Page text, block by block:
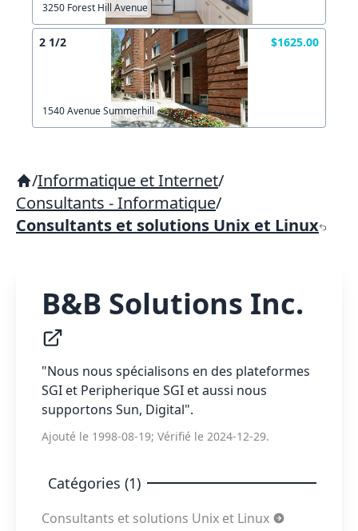
3250 Forest Hill Avenue
2 1/2 $1625.00
1540 Avenue Summerhill
/Informatique et Internet/
Consultants - Informatique/
Consultants et solutions Unix et Linux
B&B Solutions Inc.
"Nous nous spécialisons en des plateformes
SGI et Peripherique SGI et aussi nous
supportons Sun, Digital".
Ajouté le 1998-08-19; Vérifié le 2024-12-29.
Catégories (1)
Consultants et solutions Unix et Linux